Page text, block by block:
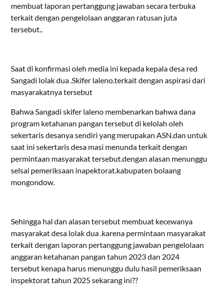
membuat laporan pertanggung jawaban secara terbuka
terkait dengan pengelolaan anggaran ratusan juta
tersebut..
Saat di konfirmasi oleh media ini kepada kepala desa red
Sangadi lolak dua .Skifer laleno.terkait dengan aspirasi dari
masyarakatnya tersebut
Bahwa Sangadi skifer laleno membenarkan bahwa dana
program ketahanan pangan tersebut di kelolah oleh
sekertaris desanya sendiri yang merupakan ASN.dan untuk
saat ini sekertaris desa masi menunda terkait dengan
permintaan masyarakat tersebut.dengan alasan menunggu
selsai pemeriksaan inapektorat.kabupaten bolaang
mongondow.
Sehingga hal dan alasan tersebut membuat kecewanya
masyarakat desa lolak dua .karena permintaan masyarakat
terkait dengan laporan pertanggung jawaban pengelolaan
anggaran ketahanan pangan tahun 2023 dan 2024
tersebut kenapa harus menunggu dulu hasil pemeriksaan
inspektorat tahun 2025 sekarang ini??